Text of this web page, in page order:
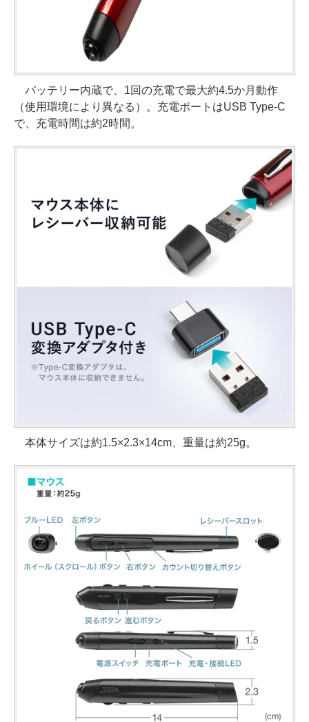
バッテリー内蔵で、1回の充電で最大約4.5か月動作
（使用環境により異なる）。充電ポートはUSB Type-C
で、充電時間は約2時間。
本体サイズは約1.5×2.3×14cm、重量は約25g。